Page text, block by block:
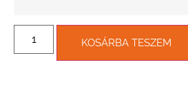
KOSÁRBA TESZEM